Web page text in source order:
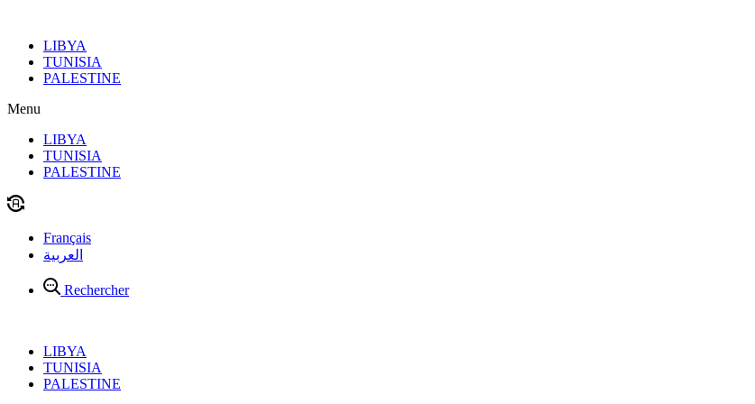
contenuLIBYA
TUNISIA
PALESTINE
Menu
LIBYA
TUNISIA
PALESTINE
Français
العربية
Rechercher
LIBYA
TUNISIA
PALESTINE